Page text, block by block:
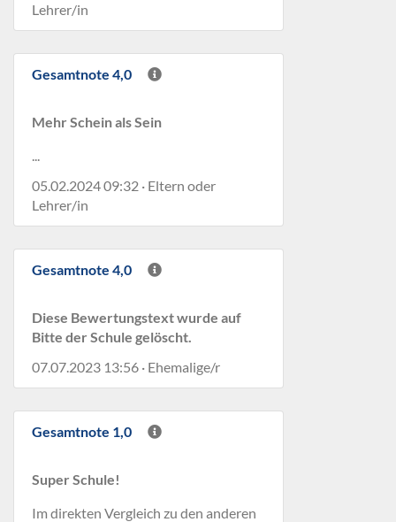
Lehrer/in
Gesamtnote 4,0
Mehr Schein als Sein
...
05.02.2024 09:32 · Eltern oder
Lehrer/in
Gesamtnote 4,0
Diese Bewertungstext wurde auf
Bitte der Schule gelöscht.
07.07.2023 13:56 · Ehemalige/r
Gesamtnote 1,0
Super Schule!
Im direkten Vergleich zu den anderen